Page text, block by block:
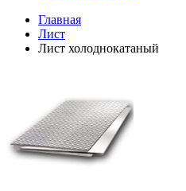
Главная
Лист
Лист холоднокатаный